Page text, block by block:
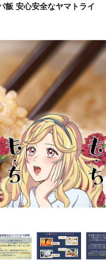
飯 安心安全なヤマトライ